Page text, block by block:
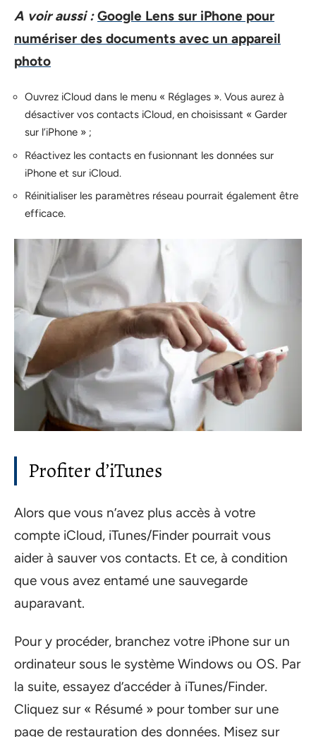
A voir aussi : Google Lens sur iPhone pour
numériser des documents avec un appareil
photo
Ouvrez iCloud dans le menu « Réglages ». Vous aurez à
désactiver vos contacts iCloud, en choisissant « Garder
sur l’iPhone » ;
Réactivez les contacts en fusionnant les données sur
iPhone et sur iCloud.
Réinitialiser les paramètres réseau pourrait également être
efficace.
Profiter d’iTunes
Alors que vous n’avez plus accès à votre
compte iCloud, iTunes/Finder pourrait vous
aider à sauver vos contacts. Et ce, à condition
que vous avez entamé une sauvegarde
auparavant.
Pour y procéder, branchez votre iPhone sur un
ordinateur sous le système Windows ou OS. Par
la suite, essayez d’accéder à iTunes/Finder.
Cliquez sur « Résumé » pour tomber sur une
page de restauration des données. Misez sur